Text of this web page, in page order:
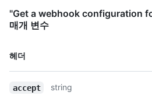
"Get a webhook configuration
매개 변수
헤더
이름,
accept
string